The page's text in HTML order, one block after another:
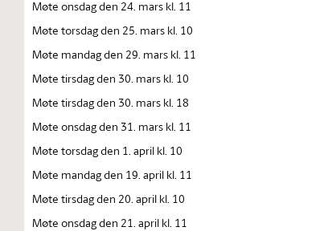
Møte onsdag den 24. mars kl. 11
Møte torsdag den 25. mars kl. 10
Møte mandag den 29. mars kl. 11
Møte tirsdag den 30. mars kl. 10
Møte tirsdag den 30. mars kl. 18
Møte onsdag den 31. mars kl. 11
Møte torsdag den 1. april kl. 10
Møte mandag den 19. april kl. 11
Møte tirsdag den 20. april kl. 10
Møte onsdag den 21. april kl. 11